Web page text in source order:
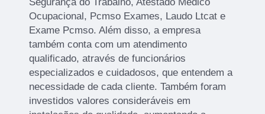
Segurança do Trabalho, Atestado Médico
Ocupacional, Pcmso Exames, Laudo Ltcat e
Exame Pcmso. Além disso, a empresa
também conta com um atendimento
qualificado, através de funcionários
especializados e cuidadosos, que entendem a
necessidade de cada cliente. Também foram
investidos valores consideráveis em